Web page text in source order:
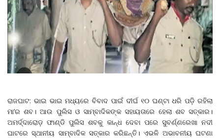
ରାଜଘାଟ: ଭାଇ ଭାଇ ମଧ୍ୟରେ ବିବାଦ ପାଇଁ ଦୀର୍ଘ ୧୦ ଘଣ୍ଟା ଧରି ପଡ଼ି ରହିଲା
ମା’ର ଶବ। ଆଉ ପୁଲିସ ଓ ସାମ୍ବାଦିକଙ୍କ ସହାୟତାରେ ହେଲା ଶବ ସତ୍କାର।
ଅମର୍ଦ୍ଦାରୋଡ଼ ଫାଣ୍ଡି ପୁଲିସ ଶବକୁ କାନ୍ଧ ଦେବା ପରେ ସୁବର୍ଣ୍ଣରେଖା ନଦୀ
ଘାଟରେ ସ୍ଥାନୀୟ ସାମ୍ବାଦିକ ସତ୍କାର କରିଛନ୍ତି। ଏଭଳି ଅଭାବନୀୟ ଘଟଣା